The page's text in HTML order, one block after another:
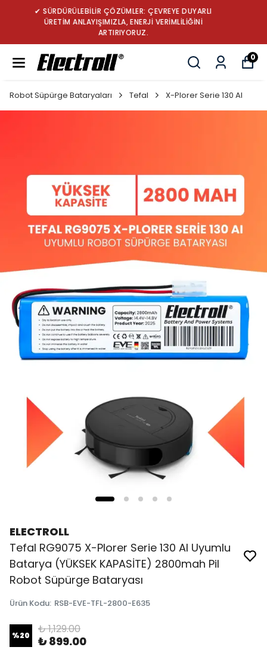
✔ TÜRKİYE’NİN LİDER ROBOT SÜPÜRGE BATARYA
MARKASI: GÜÇ, DAYANIKLILIK VE YENİLİK
0
Robot Süpürge Bataryaları Tefal X-Plorer Serie 130 AI
ELECTROLL
Tefal RG9075 X-Plorer Serie 130 AI Uyumlu
Batarya (YÜKSEK KAPASİTE) 2800mah Pil
Robot Süpürge Bataryası
Ürün Kodu: RSB-EVE-TFL-2800-E635
%20 ₺ 1,129.00
₺ 899.00